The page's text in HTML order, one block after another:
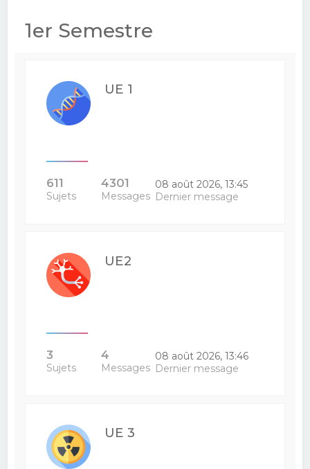
1er Semestre
UE 1
611
Sujets
4301
Messages
08 août 2026, 13:45
Dernier message
UE2
3
Sujets
4
Messages
08 août 2026, 13:46
Dernier message
UE 3